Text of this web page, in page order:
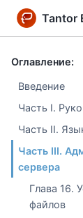
Tantor
Оглавление:
Введение
Часть I.
Часть II.
Часть III.
сервера
Глава 16.
файлов